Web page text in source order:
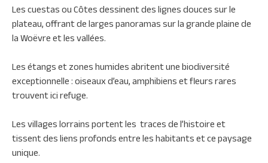
Les cuestas ou Côtes dessinent des lignes douces sur le
plateau, offrant de larges panoramas sur la grande plaine de
la Woëvre et les vallées.
Les étangs et zones humides abritent une biodiversité
exceptionnelle : oiseaux d’eau, amphibiens et fleurs rares
trouvent ici refuge.
Les villages lorrains portent les traces de l’histoire et
tissent des liens profonds entre les habitants et ce paysage
unique.